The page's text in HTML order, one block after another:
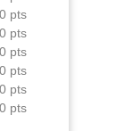
août
06/08
au
pts
pts
pts
pts
pts
pts